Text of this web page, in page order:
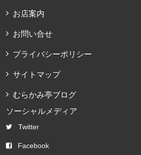
お店案内
お問い合せ
プライバシーポリシー
サイトマップ
むらかみ亭ブログ
ソーシャルメディア
Twitter
Facebook